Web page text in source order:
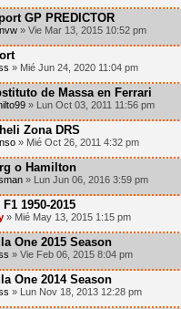
GP PREDICTOR
» Vie Mar 13, 2015 10:52 pm
» Mié Jun 24, 2020 11:04 pm
de Massa en Ferrari
» Lun Oct 03, 2011 11:56 pm
Zona DRS
» Mié Oct 26, 2011 4:32 pm
o Hamilton
» Lun Jun 06, 2016 3:59 pm
1950-2015
» Mié May 13, 2015 1:15 pm
One 2015 Season
» Vie Feb 06, 2015 8:04 pm
One 2014 Season
» Lun Nov 18, 2013 12:28 pm